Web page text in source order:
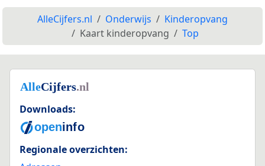
AlleCijfers.nl Onderwijs
Kinderopvang
Kaart kinderopvang
Top
Downloads:
Regionale overzichten: